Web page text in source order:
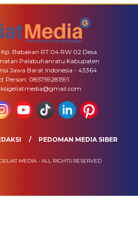
Babakan RT 04 RW 02 Desa
Palabuhanratu Kabupaten
Jawa Barat Indonesia - 43364
Person: 085759281591
PEDOMAN MEDIA SIBER
MEDIA - ALL RIGHTS RESERVED